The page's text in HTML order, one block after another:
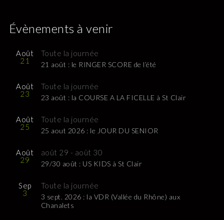
Évènements à venir
Août
21
Toute la journée
21 août : le RINGER SCORE de l’été
Août
23
Toute la journée
23 août : la COURSE A LA FICELLE à St Clair
Août
25
Toute la journée
25 aout 2026 : le JOUR DU SENIOR
Août
29
août 29 - août 30
29/30 août : US KIDS à St Clair
Sep
3
Toute la journée
3 sept. 2026 : la VDR (Vallée du Rhône) aux
Chanalets